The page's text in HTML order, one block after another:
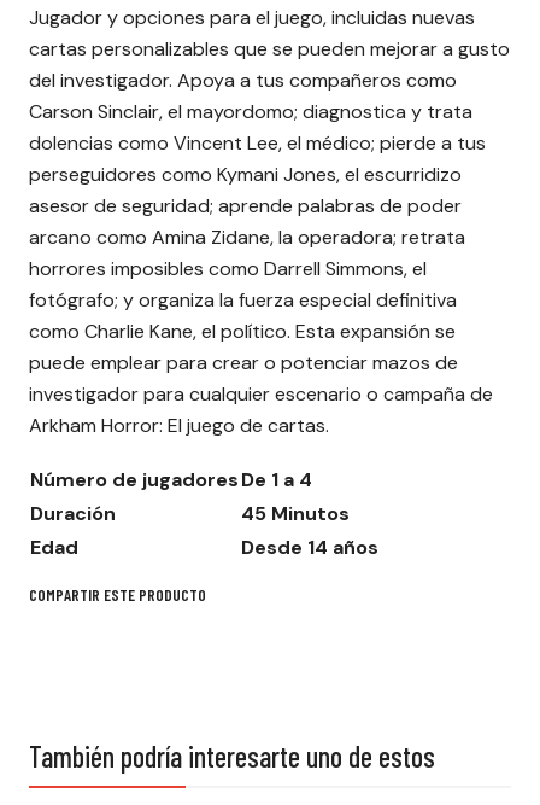
Jugador y opciones para el juego, incluidas nuevas
cartas personalizables que se pueden mejorar a gusto
del investigador. Apoya a tus compañeros como
Carson Sinclair, el mayordomo; diagnostica y trata
dolencias como Vincent Lee, el médico; pierde a tus
perseguidores como Kymani Jones, el escurridizo
asesor de seguridad; aprende palabras de poder
arcano como Amina Zidane, la operadora; retrata
horrores imposibles como Darrell Simmons, el
fotógrafo; y organiza la fuerza especial definitiva
como Charlie Kane, el político. Esta expansión se
puede emplear para crear o potenciar mazos de
investigador para cualquier escenario o campaña de
Arkham Horror: El juego de cartas.
Número de jugadoresDe 1 a 4
Duración
45 Minutos
Edad
Desde 14 años
COMPARTIR ESTE PRODUCTO
También podría interesarte uno de estos